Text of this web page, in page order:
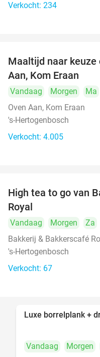
Verkocht: 234
Maaltijd naar keuze
Aan, Kom Eraan
Vandaag Morgen Ma
Oven Aan, Kom Eraan
's-Hertogenbosch
Verkocht: 4.005
High tea to go van
Royal
Vandaag Morgen Za
Bakkerij & Bakkerscafé
's-Hertogenbosch
Verkocht: 67
Luxe borrelplank +
Vandaag Morgen